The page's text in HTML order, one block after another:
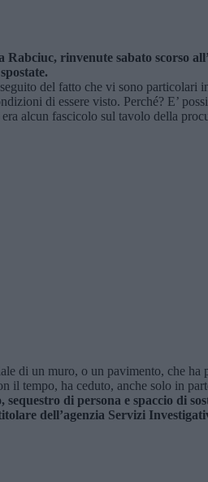
rinvenute sabato scorso
del fatto che vi sono particolari
di essere visto. Perché? E’
alcun fascicolo sul tavolo della
di un muro, o un pavimento, che
il tempo, ha ceduto, anche solo in
di persona e spaccio di
dell’agenzia Servizi